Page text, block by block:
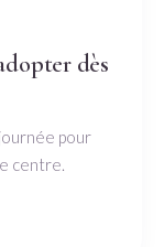
dès
pour
centre.